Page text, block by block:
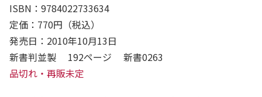
ISBN：9784022733634
定価：770円（税込）
発売日：2010年10月13日
新書判並製 192ページ 新書0263
品切れ・再販未定